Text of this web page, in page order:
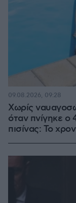
Χωρίς
όταν πνίγηκε ο
πισίνας: Το
09.08.2026, 09:28